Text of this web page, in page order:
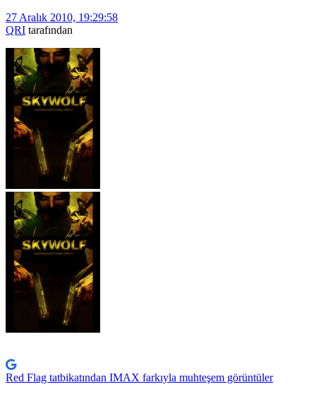
27 Aralık 2010, 19:29:58
QRI tarafından
Red Flag tatbikatından IMAX farkıyla muhteşem görüntüler